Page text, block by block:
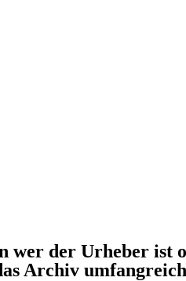
wer der Urheber ist
Archiv